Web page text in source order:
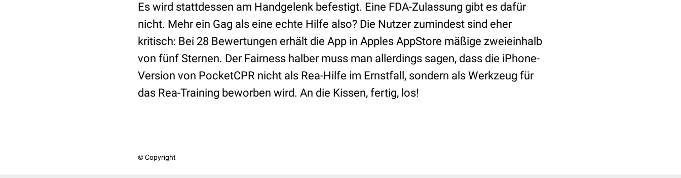
Es wird stattdessen am Handgelenk befestigt. Eine FDA-Zulassung gibt es dafür
nicht. Mehr ein Gag als eine echte Hilfe also? Die Nutzer zumindest sind eher
kritisch: Bei 28 Bewertungen erhält die App in Apples AppStore mäßige zweieinhalb
von fünf Sternen. Der Fairness halber muss man allerdings sagen, dass die iPhone-
Version von PocketCPR nicht als Rea-Hilfe im Ernstfall, sondern als Werkzeug für
das Rea-Training beworben wird. An die Kissen, fertig, los!
© Copyright